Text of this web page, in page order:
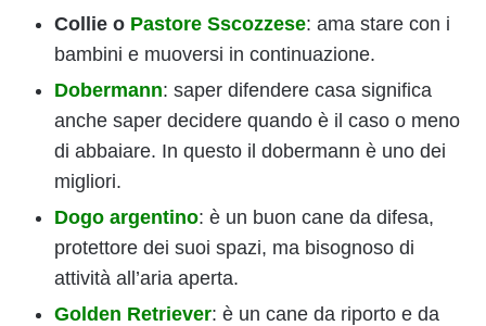
Collie o Pastore Sscozzese: ama stare con i
bambini e muoversi in continuazione.
Dobermann: saper difendere casa significa
anche saper decidere quando è il caso o meno
di abbaiare. In questo il dobermann è uno dei
migliori.
Dogo argentino: è un buon cane da difesa,
protettore dei suoi spazi, ma bisognoso di
attività all’aria aperta.
Golden Retriever: è un cane da riporto e da